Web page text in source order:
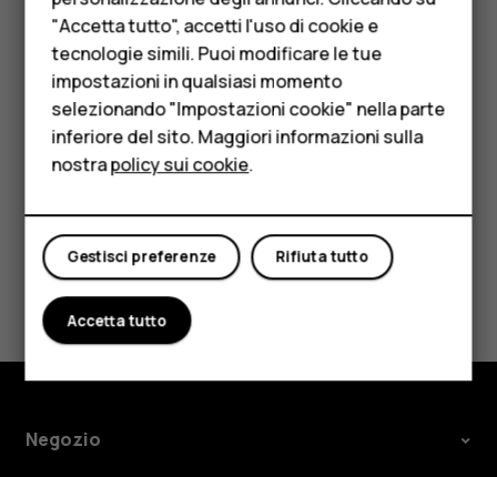
Accessori
HMD Terra M
Per le imprese
Tablet
Negozio
Il mio account
Eliminare un appuntamento
Toccare l'evento.
Toccaremore_vert > Elimina
Ti è stato d'aiuto?
Sì No
Negozio
"Accetta tutto", accetti l'uso di cookie e
tecnologie simili. Puoi modificare le tue
impostazioni in qualsiasi momento
selezionando "Impostazioni cookie" nella parte
inferiore del sito. Maggiori informazioni sulla
nostrapolicy sui cookie.
Rifiuta tutto
Gestisci preferenze
Accetta tutto